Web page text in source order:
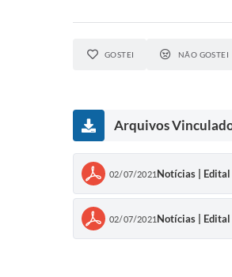
GOSTEI NÃO GOSTEI
Arquivos
02/07/2021 Notícias | Edital
02/07/2021 Notícias | Edital